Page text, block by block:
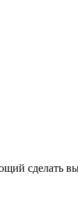
сделать